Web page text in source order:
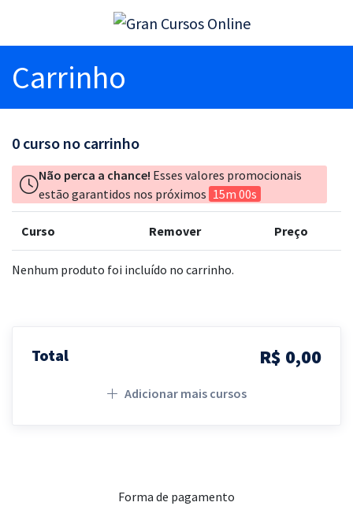
Carrinho
0 curso no carrinho
Não perca a chance! Esses valores promocionais
estão garantidos nos próximos 15m 00s
Curso Remover Preço
Nenhum produto foi incluído no carrinho.
Total R$ 0,00
Adicionar mais cursos
Forma de pagamento